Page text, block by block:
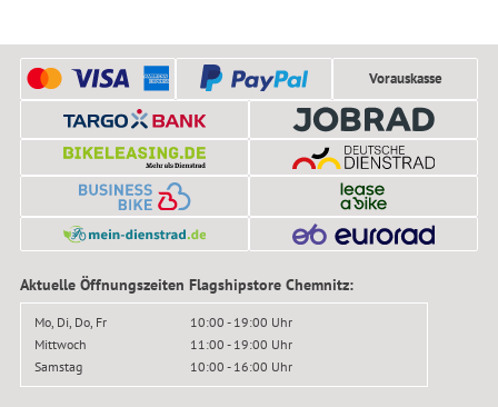
Vorauskasse
Aktuelle Öffnungszeiten Flagshipstore Chemnitz:
Mo, Di, Do, Fr
10:00 - 19:00 Uhr
Mittwoch
11:00 - 19:00 Uhr
Samstag
10:00 - 16:00 Uhr